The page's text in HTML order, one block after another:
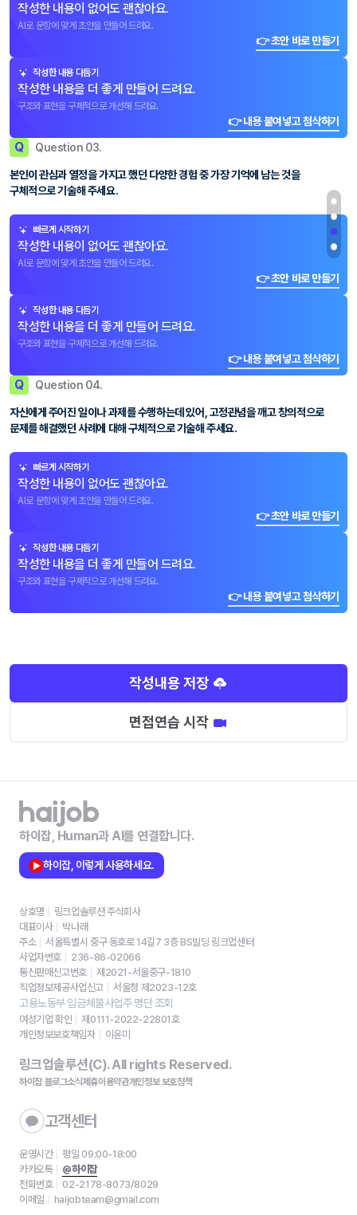
작성한 내용이 없어도 괜찮아요.
AI로 문항에 맞게 초안을 만들어 드려요.
👉 초안 바로 만들기
작성한 내용 다듬기
작성한 내용을 더 좋게 만들어 드려요.
구조와 표현을 구체적으로 개선해 드려요.
👉 내용 붙여넣고 첨삭하기
Q Question 03.
본인이 관심과 열정을 가지고 했던 다양한 경험 중 가장 기억에 남는 것을
구체적으로 기술해 주세요.
빠르게 시작하기
작성한 내용이 없어도 괜찮아요.
AI로 문항에 맞게 초안을 만들어 드려요.
👉 초안 바로 만들기
작성한 내용 다듬기
작성한 내용을 더 좋게 만들어 드려요.
구조와 표현을 구체적으로 개선해 드려요.
👉 내용 붙여넣고 첨삭하기
Q Question 04.
자신에게 주어진 일이나 과제를 수행하는데 있어, 고정관념을 깨고 창의적으로
문제를 해결했던 사례에 대해 구체적으로 기술해 주세요.
빠르게 시작하기
작성한 내용이 없어도 괜찮아요.
AI로 문항에 맞게 초안을 만들어 드려요.
👉 초안 바로 만들기
작성한 내용 다듬기
작성한 내용을 더 좋게 만들어 드려요.
구조와 표현을 구체적으로 개선해 드려요.
👉 내용 붙여넣고 첨삭하기
작성내용 저장
면접연습 시작
하이잡, Human과 AI를 연결합니다.
하이잡, 이렇게 사용하세요.
상호명
링크업솔루션 주식회사
대표이사
박나래
주소
서울특별시 중구 동호로 14길7 3층 BS빌딩 링크업센터
사업자번호
236-86-02066
통신판매신고번호
제2021-서울중구-1810
직업정보제공사업신고
서울청 제2023-12호
고용노동부 임금체불사업주 명단 조회
여성기업 확인
제0111-2022-22801호
개인정보보호책임자
이윤미
링크업솔루션(C). All rights Reserved.
하이잡 블로그소식제휴이용약관개인정보 보호정책
고객센터
운영시간
평일 09:00-18:00
카카오톡
@하이잡
전화번호
02-2178-8073/8029
이메일
haijobteam@gmail.com